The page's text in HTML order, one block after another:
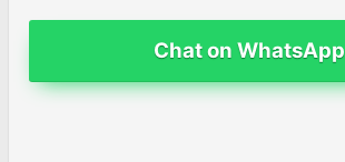
Chat on WhatsApp